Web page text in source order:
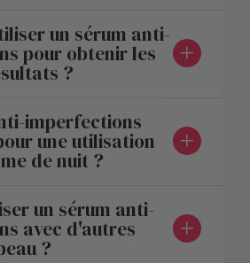
un sérum anti-
pour obtenir les
?
imperfections
une utilisation
de nuit ?
un sérum anti-
avec d'autres
?